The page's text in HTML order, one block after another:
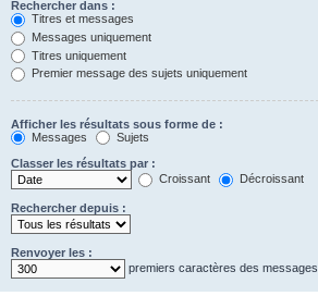
Rechercher dans :
Titres et messages
Messages uniquement
Titres uniquement
Premier message des sujets uniquement
Afficher les résultats sous forme de :
Messages
Sujets
Classer les résultats par :
Croissant
Décroissant
Rechercher depuis :
Renvoyer les :
premiers caractères des messages